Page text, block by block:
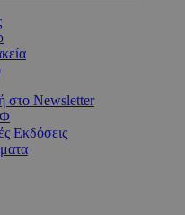
στο Newsletter
Φ
Εκδόσεις